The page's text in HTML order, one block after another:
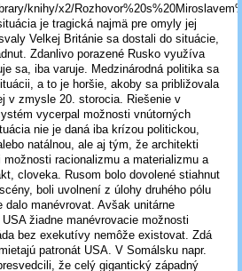
knihy/x2/
je tragická najmä pre omyly jej
Velkej Británie sa dostali do situácie,
Zdanlivo porazené Rusko využíva
sa, iba varuje. Medzinárodná politika sa
a to je horšie, akoby sa približovala
v zmysle 20. storocia. Riešenie v
vycerpal možnosti vnútorných
nie je daná iba krízou politickou,
natálnou, ale aj tým, že architekti
racionalizmu a materializmu a
cloveka. Rusom bolo dovolené stiahnut
boli uvolnení z úlohy druhého pólu
manévrovat. Avšak unitárne
žiadne manévrovacie možnosti
bez exekutívy nemôže existovat. Zdá
patronát USA. V Somálsku napr.
že celý gigantický západný